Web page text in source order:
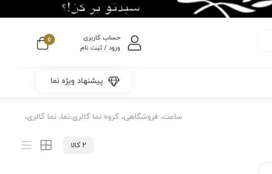
0
حساب کاربری
ورود / ثبت نام
پیشنهاد ویژه نما
ساعت، فروشگاهی، گروه نما گالری،نما، نما گالری،
2 کالا